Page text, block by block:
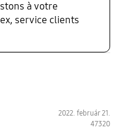
à votre
service clients
2022. február 21.
47320